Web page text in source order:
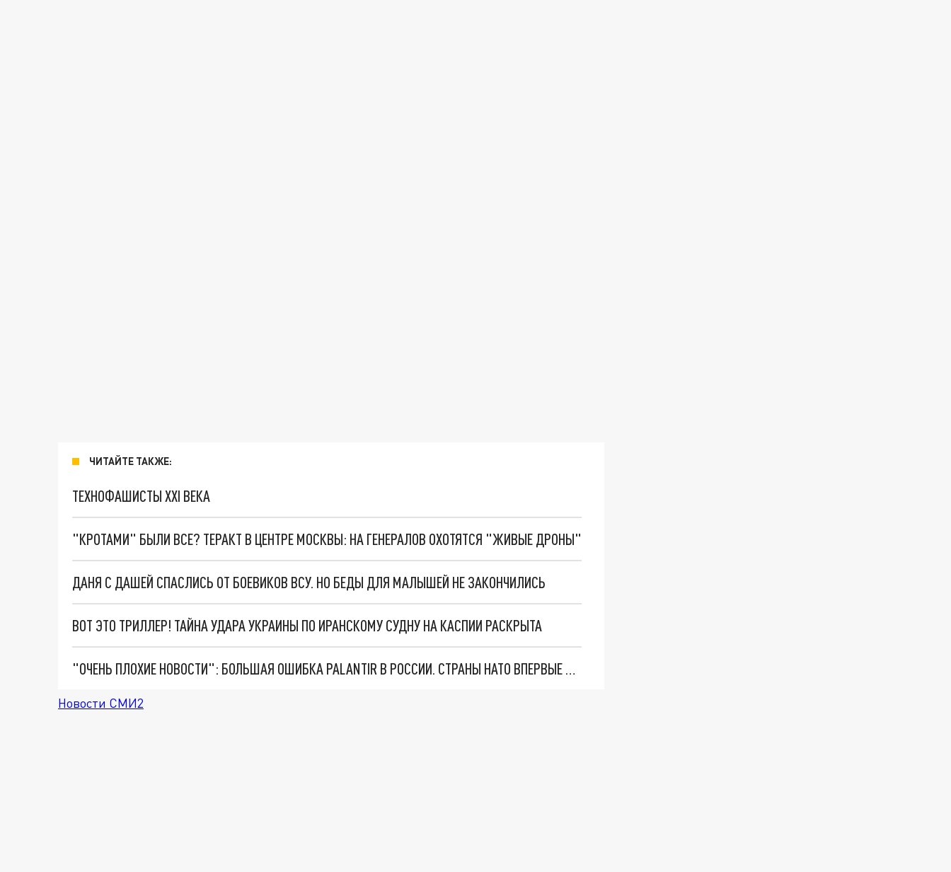
ЧИТАЙТЕ ТАКЖЕ:
ТЕХНОФАШИСТЫ XXI ВЕКА
"КРОТАМИ" БЫЛИ ВСЕ? ТЕРАКТ В ЦЕНТРЕ МОСКВЫ: НА ГЕНЕРАЛОВ ОХОТЯТСЯ "ЖИВЫЕ ДРОНЫ"
ДАНЯ С ДАШЕЙ СПАСЛИСЬ ОТ БОЕВИКОВ ВСУ. НО БЕДЫ ДЛЯ МАЛЫШЕЙ НЕ ЗАКОНЧИЛИСЬ
ВОТ ЭТО ТРИЛЛЕР! ТАЙНА УДАРА УКРАИНЫ ПО ИРАНСКОМУ СУДНУ НА КАСПИИ РАСКРЫТА
"ОЧЕНЬ ПЛОХИЕ НОВОСТИ": БОЛЬШАЯ ОШИБКА PALANTIR В РОССИИ. СТРАНЫ НАТО ВПЕРВЫЕ ЗА СВО ОСТАНОВИЛИ ПОСТАВКИ ОРУЖИЯ. ВСУ ТЕРЯЮТ ПРИГРАНИЧЬЕ?
Новости СМИ2